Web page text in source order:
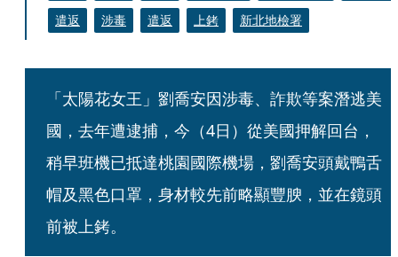
遣返
涉毒 遣返 上銬 新北地檢署
「太陽花女王」劉喬安因涉毒、詐欺等案潛逃美
國，去年遭逮捕，今（4日）從美國押解回台，
稍早班機已抵達桃園國際機場，劉喬安頭戴鴨舌
帽及黑色口罩，身材較先前略顯豐腴，並在鏡頭
前被上銬。